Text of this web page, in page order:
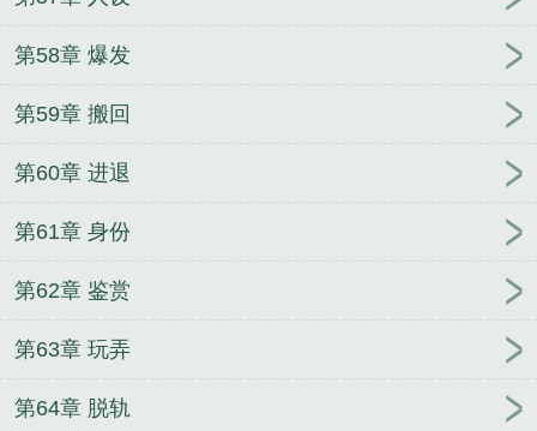
第58章 爆发
第59章 搬回
第60章 进退
第61章 身份
第62章 鉴赏
第63章 玩弄
第64章 脱轨